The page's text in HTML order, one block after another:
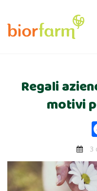
Regali
motivi
3